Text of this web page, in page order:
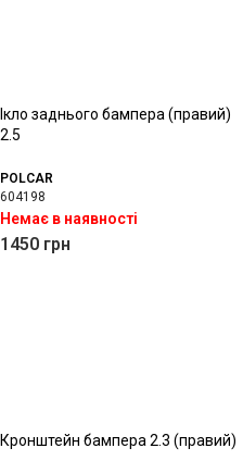
Ікло заднього бампера (правий)
2.5
POLCAR
604198
Немає в наявності
1450 грн
Кронштейн бампера 2.3 (правий)